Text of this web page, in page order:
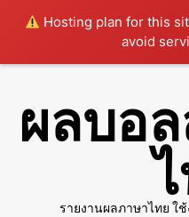
Hosting plan for this
avoid
contentผลบอ
รายงานผลภาษาไทย ใ